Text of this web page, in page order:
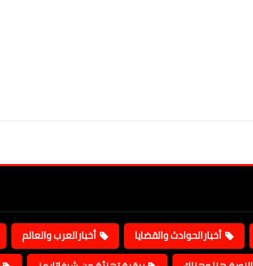
أخبارالحوادث والقضايا أخبارالعرب والعالم